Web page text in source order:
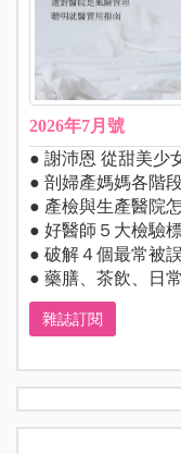
2026年7月號
● 謝沛恩 從甜美少
● 剖婦產媽媽各階
● 產檢與生產醫院
● 好醫師５大檢驗
● 破解４個最常被
● 藥膳、茶飲、日
雜誌訂閱